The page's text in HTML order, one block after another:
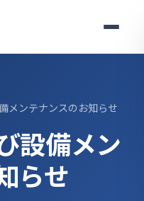
メンテナンスのお知らせ
設備メン
らせ